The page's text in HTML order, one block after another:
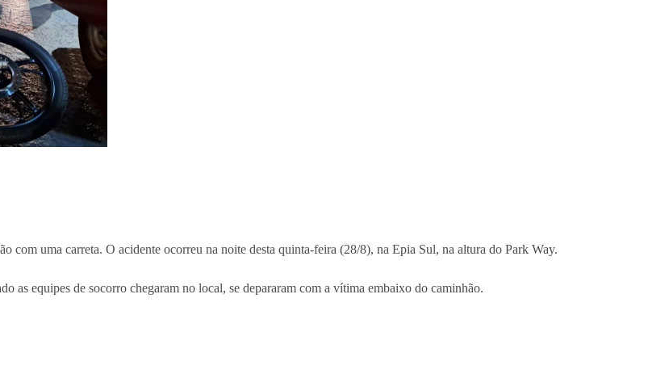
com uma carreta. O acidente ocorreu na noite desta quinta-feira (28/8), na Epia Sul, na altura do Park Way.
as equipes de socorro chegaram no local, se depararam com a vítima embaixo do caminhão.